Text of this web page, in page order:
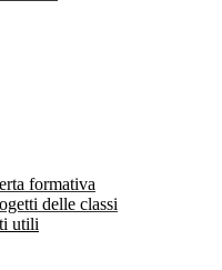
formativa
delle classi
utili